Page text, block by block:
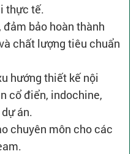
thực tế.
bảo hoàn thành
chất lượng tiêu chuẩn
hướng thiết kế nội
cổ điển, indochine,
án.
chuyên môn cho các